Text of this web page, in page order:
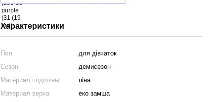
Характеристики
Пол
для дівчаток
Сезон
демисезон
Материал подошвы
піна
Материал верха
еко замша